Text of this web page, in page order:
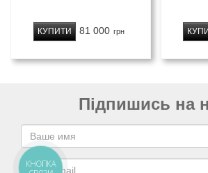
81 000 грн
КУПИТИ
Підпишись на
КНОПКА